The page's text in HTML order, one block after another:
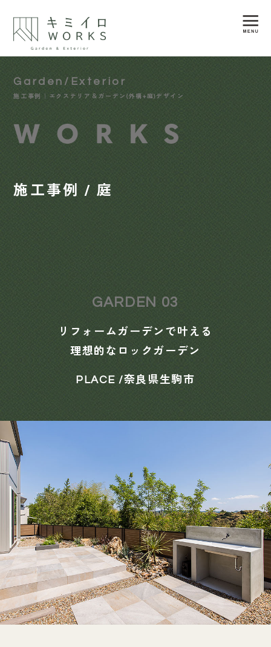
Garden/Exterior
施工事例｜エクステリア＆ガーデン(外構+庭)デザイン
施工事例 / 庭
GARDEN 03
リフォームガーデンで叶える
理想的なロックガーデン
PLACE /奈良県生駒市